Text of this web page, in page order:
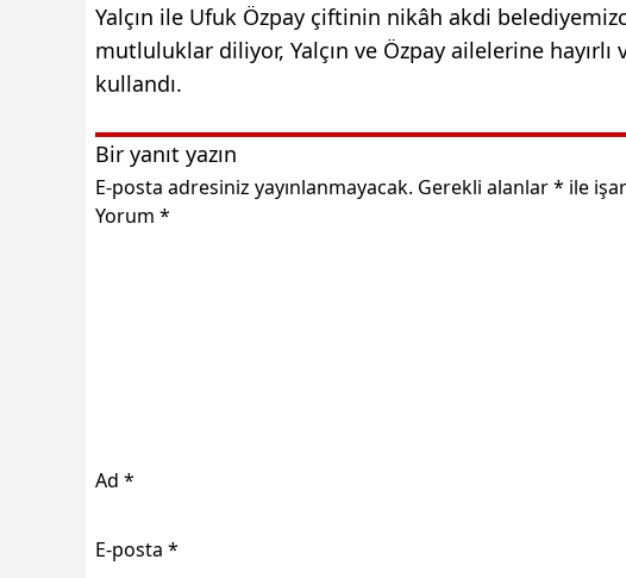
Yalçın ile Ufuk Özpay çiftinin nikâh akdi
mutluluklar diliyor, Yalçın ve Özpay ailelerine
kullandı.
Bir yanıt yazın
E-posta adresiniz yayınlanmayacak. Gerekli alanlar* ile
Yorum *
Ad *
E-posta *